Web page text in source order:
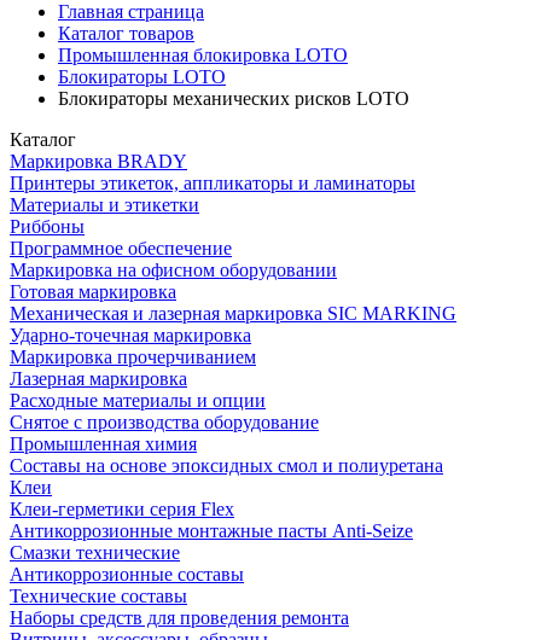
Главная страница
Каталог товаров
Промышленная блокировка LOTO
Блокираторы LOTO
Блокираторы механических рисков LOTO
Каталог
Маркировка BRADY
Принтеры этикеток, аппликаторы и ламинаторы
Материалы и этикетки
Риббоны
Программное обеспечение
Маркировка на офисном оборудовании
Готовая маркировка
Механическая и лазерная маркировка SIC MARKING
Ударно-точечная маркировка
Маркировка прочерчиванием
Лазерная маркировка
Расходные материалы и опции
Снятое с производства оборудование
Промышленная химия
Составы на основе эпоксидных смол и полиуретана
Клеи
Клеи-герметики серия Flex
Антикоррозионные монтажные пасты Anti-Seize
Смазки технические
Антикоррозионные составы
Технические составы
Наборы средств для проведения ремонта